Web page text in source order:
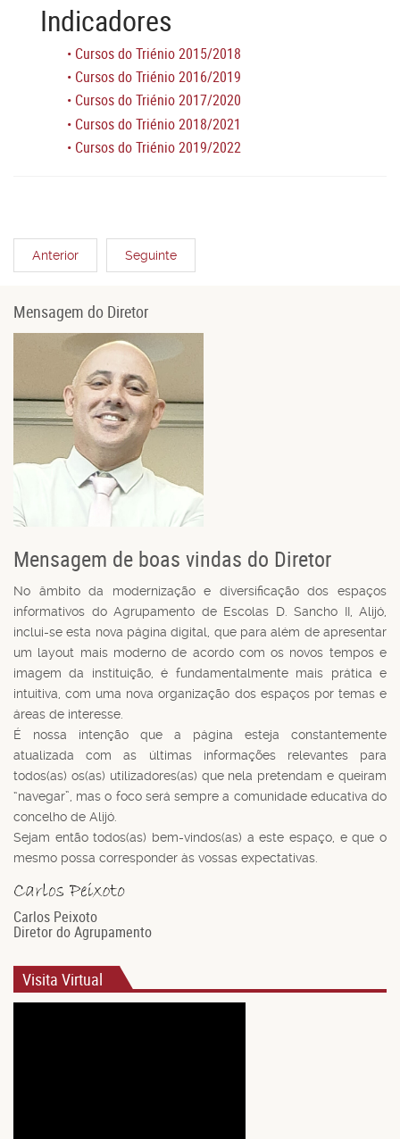
Indicadores
• Cursos do Triénio 2015/2018
• Cursos do Triénio 2016/2019
• Cursos do Triénio 2017/2020
• Cursos do Triénio 2018/2021
• Cursos do Triénio 2019/2022
Anterior Seguinte
Mensagem do Diretor
Mensagem de boas vindas do Diretor
No âmbito da modernização e diversificação dos espaços
informativos do Agrupamento de Escolas D. Sancho II, Alijó,
inclui-se esta nova página digital, que para além de apresentar
um layout mais moderno de acordo com os novos tempos e
imagem da instituição, é fundamentalmente mais prática e
intuitiva, com uma nova organização dos espaços por temas e
áreas de interesse.
É nossa intenção que a página esteja constantemente
atualizada com as últimas informações relevantes para
todos(as) os(as) utilizadores(as) que nela pretendam e queiram
“navegar”, mas o foco será sempre a comunidade educativa do
concelho de Alijó.
Sejam então todos(as) bem-vindos(as) a este espaço, e que o
mesmo possa corresponder às vossas expectativas.
Carlos Peixoto
Diretor do Agrupamento
Visita Virtual